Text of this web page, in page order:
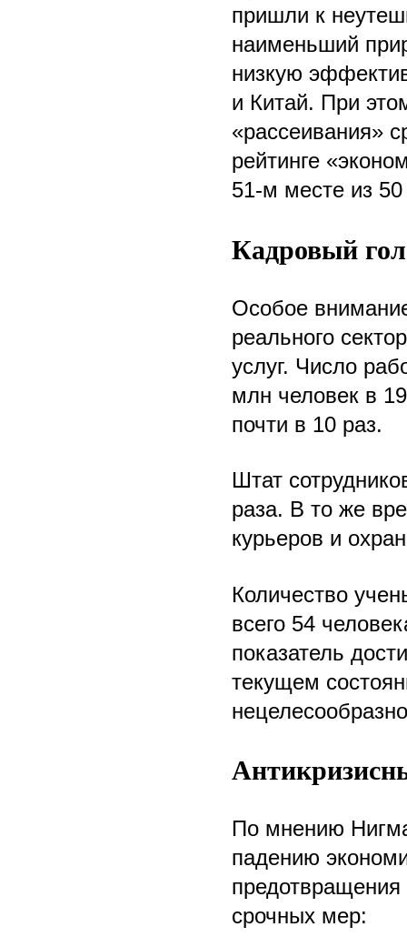
пришли к
наименьший
низкую
и Китай. При
«рассеивания»
рейтинге
51-м месте из
Кадровый
Особое
реального
услуг. Число
млн человек в
почти в 10 раз.
Штат
раза. В то же
курьеров и
Количество
всего 54
показатель
текущем
По мнению
падению
срочных мер: